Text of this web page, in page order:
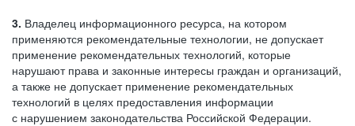
3. Владелец информационного ресурса, на котором
применяются рекомендательные технологии, не допускает
применение рекомендательных технологий, которые
нарушают права и законные интересы граждан и организаций,
а также не допускает применение рекомендательных
технологий в целях предоставления информации
с нарушением законодательства Российской Федерации.